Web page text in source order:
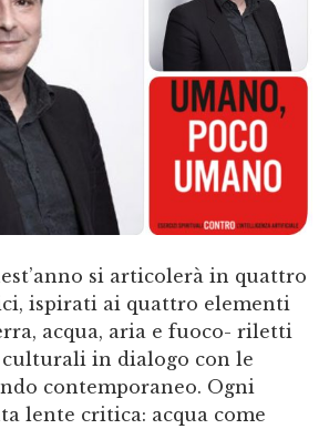
si articolerà in quattro
ispirati ai quattro elementi
acqua, aria e fuoco- riletti
culturali in dialogo con le
contemporaneo. Ogni
lente critica: acqua come